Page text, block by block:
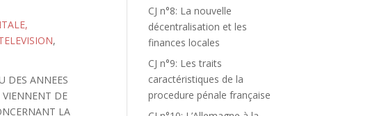
,
DES ANNEES
VIENNENT DE
LA
CJ n°8: La nouvelle
décentralisation et les
finances locales
CJ n°9: Les traits
caractéristiques de la
procedure pénale française